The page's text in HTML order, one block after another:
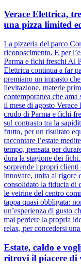
Verace Elettrica,
una pizza limited
La pizzeria del parco
riconoscimento. E per
Parma e fichi freschi Al
Elettrica continua a far
premiano un impasto
lievitazione, materie
contemporanea che
il mese di agosto
crudo di Parma e fichi
sul contrasto tra la
frutto, per un risultato
raccontare l’estate
tempo, pensata per
dura la stagione dei
sorprende i propri
innovare, unita al rigore
consolidato la fiducia di
le vetrine del centro
tappa quasi obbligata:
un’esperienza di gusto
mai perdere la propria
relax, per concedersi una
Estate, caldo e
ritrovi il piacere di